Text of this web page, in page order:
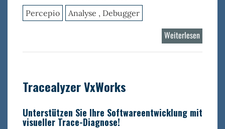
Percepio Analyse , Debugger
Weiterlesen
Tracealyzer VxWorks
Unterstützen Sie Ihre Softwareentwicklung mit
visueller Trace-Diagnose!